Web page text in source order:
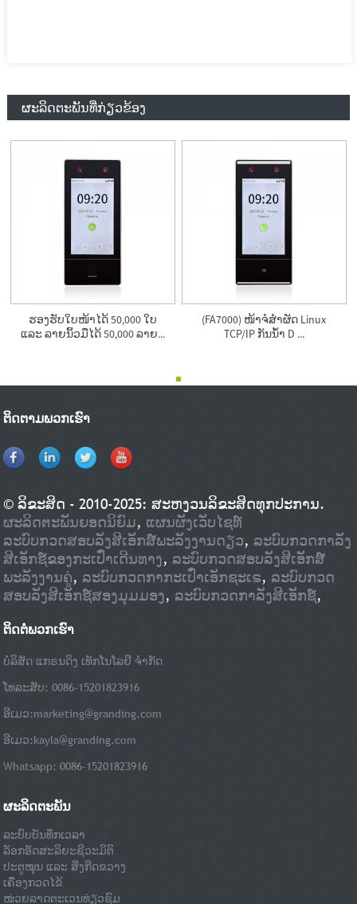
ຜະລິດຕະພັນທີ່ກ່ຽວຂ້ອງ
ຮອງຮັບໃບໜ້າໄດ້ 50,000 ໃບ
ແລະ ລາຍນິ້ວມືໄດ້ 50,000 ລາຍ...
(FA7000) ໜ້າຈໍສຳຜັດ Linux
TCP/IP ກັນນ້ຳ D ...
ຕິດຕາມພວກເຮົາ
© ລິຂະສິດ - 2010-2025: ສະຫງວນລິຂະສິດທຸກປະການ.
ຜະລິດຕະພັນຍອດນິຍົມ, ແຜນຜັງເວັບໄຊທ໌
ລະບົບກວດສອບລັງສີເອັກສ໌ພະລັງງານດຽວ, ລະບົບກວດກາລັງ
ສີເອັກຊ໌ຂອງກະເປົ໋າເດີນທາງ, ລະບົບກວດສອບລັງສີເອັກສ໌
ພະລັງງານຄູ່, ລະບົບກວດກາກະເປົ໋າເອັກຊະເຣ, ລະບົບກວດ
ສອບລັງສີເອັກຊ໌ສອງມຸມມອງ, ລະບົບກວດກາລັງສີເອັກຊ໌,
ຕິດຕໍ່ພວກເຮົາ
ບໍລິສັດ ແກຣນດິງ ເທັກໂນໂລຢີ ຈຳກັດ
ໂທລະສັບ: 0086-15201823916
ອີເມວ:marketing@granding.com
ອີເມວ:kayla@granding.com
Whatsapp: 0086-15201823916
ຜະລິດຕະພັນ
ລະບົບບັນທຶກເວລາ
ລັອກອັດສະລິຍະຊີວະມິຕິ
ປະຕູໝຸນ ແລະ ສິ່ງກີດຂວາງ
ເຄື່ອງກວດໄຂ້
ໜ່ວຍລາດຕະເວນທ່ຽວຊົມ